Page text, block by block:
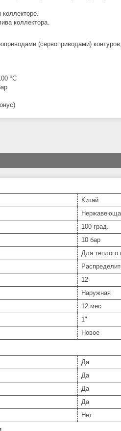
коллектора.
(сервоприводами)
ºС
Китай
100 град.
10 бар
Для теплого
12
Наружная
12 мес
1"
Новое
Да
Да
Да
Да
Нет